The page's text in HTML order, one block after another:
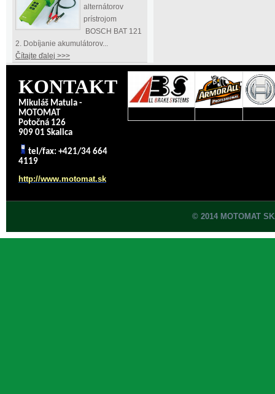
alternátorov
prístrojom
BOSCH BAT 121
2. Dobíjanie akumulátorov...
Čítajte ďalej >>>
KONTAKT
Mikuláš Matula -
MOTOMAT
Potočná 126
909 01 Skalica
tel/fax: +421/34 664
4119
http://www.motomat.sk
© 2014